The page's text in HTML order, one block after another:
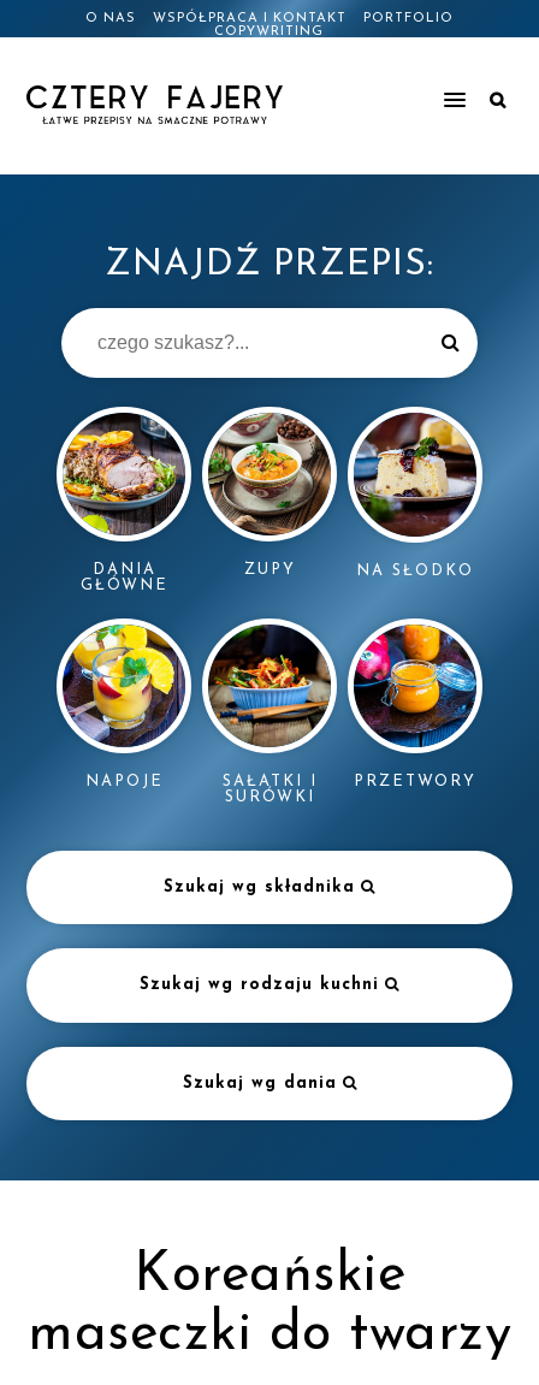
O NAS WSPÓŁPRACA I KONTAKT
PORTFOLIO
COPYWRITING
ZNAJDŹ PRZEPIS:
DANIA
GŁÓWNE
ZUPY NA SŁODKO
NAPOJE
SAŁATKI I
SURÓWKI
PRZETWORY
Szukaj wg składnika
Szukaj wg rodzaju kuchni
Szukaj wg dania
Koreańskie
maseczki do twarzy